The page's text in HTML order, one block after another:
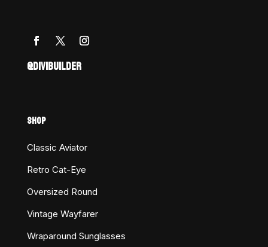
@DIVIBUILDER
SHOP
Classic Aviator
Retro Cat-Eye
Oversized Round
Vintage Wayfarer
Wraparound Sunglasses